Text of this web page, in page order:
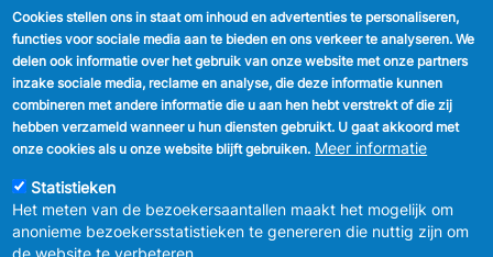
VOLG ONS
Facebook
Linkedin
Instagram
Cookies stellen ons in staat om inhoud en advertenties te personaliseren,
functies voor sociale media aan te bieden en ons verkeer te analyseren. We
delen ook informatie over het gebruik van onze website met onze partners
inzake sociale media, reclame en analyse, die deze informatie kunnen
combineren met andere informatie die u aan hen hebt verstrekt of die zij
hebben verzameld wanneer u hun diensten gebruikt. U gaat akkoord met
onze cookies als u onze website blijft gebruiken. Meer informatie
Statistieken
Het meten van de bezoekersaantallen maakt het mogelijk om
anonieme bezoekersstatistieken te genereren die nuttig zijn om
de website te verbeteren.